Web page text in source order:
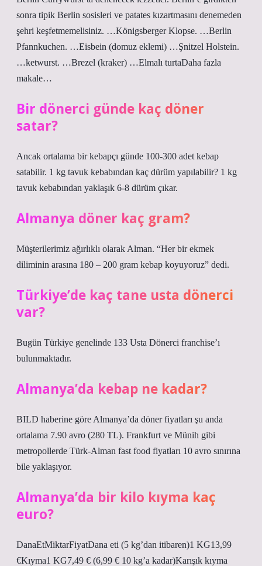
sonra tipik Berlin sosisleri ve patates kızartmasını denemeden
şehri keşfetmemelisiniz. …Königsberger Klopse. …Berlin
Pfannkuchen. …Eisbein (domuz eklemi) …Şnitzel Holstein.
…ketwurst. …Brezel (kraker) …Elmalı turtaDaha fazla
makale…
Bir dönerci günde kaç döner
satar?
Ancak ortalama bir kebapçı günde 100-300 adet kebap
satabilir. 1 kg tavuk kebabından kaç dürüm yapılabilir? 1 kg
tavuk kebabından yaklaşık 6-8 dürüm çıkar.
Almanya döner kaç gram?
Müşterilerimiz ağırlıklı olarak Alman. “Her bir ekmek
diliminin arasına 180 – 200 gram kebap koyuyoruz” dedi.
Türkiye’de kaç tane usta dönerci
var?
Bugün Türkiye genelinde 133 Usta Dönerci franchise’ı
bulunmaktadır.
Almanya’da kebap ne kadar?
BILD haberine göre Almanya’da döner fiyatları şu anda
ortalama 7.90 avro (280 TL). Frankfurt ve Münih gibi
metropollerde Türk-Alman fast food fiyatları 10 avro sınırına
bile yaklaşıyor.
Almanya’da bir kilo kıyma kaç
euro?
DanaEtMiktarFiyatDana eti (5 kg’dan itibaren)1 KG13,99
€Kıyma1 KG7,49 € (6,99 € 10 kg’a kadar)Karışık kıyma